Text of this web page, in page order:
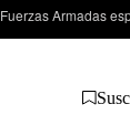
Fuerzas Armadas